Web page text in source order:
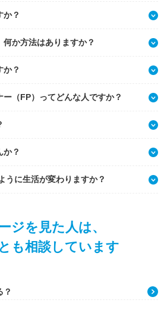
か？
か方法はありますか？
か？
（FP）ってどんな人ですか？
か？
うに生活が変わりますか？
ジを見た人は、
も相談しています
？